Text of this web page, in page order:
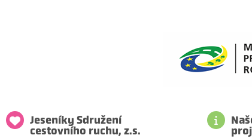
Jeseníky Sdružení
cestovního ruchu, z.s.